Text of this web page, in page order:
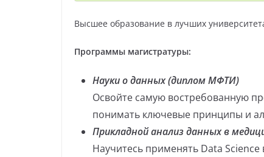
Высшее образование в лучших
Программы магистратуры:
Науки о данных (диплом МФТИ)
Освойте самую востребованную
понимать ключевые принципы и
Прикладной анализ данных в
Научитесь применять Data